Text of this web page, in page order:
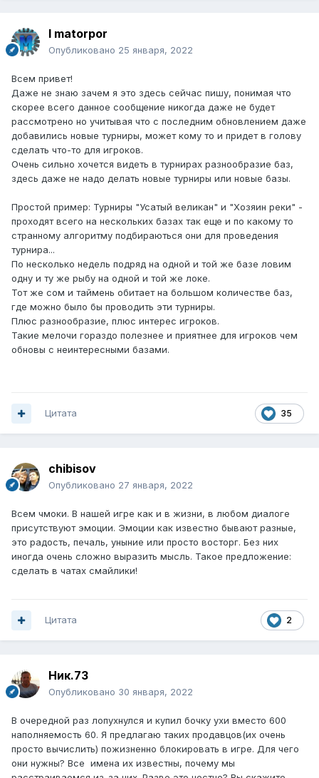
I matorpor
Опубликовано 25 января, 2022
Всем привет!
Даже не знаю зачем я это здесь сейчас пишу, понимая что
скорее всего данное сообщение никогда даже не будет
рассмотрено но учитывая что с последним обновлением даже
добавились новые турниры, может кому то и придет в голову
сделать что-то для игроков.
Очень сильно хочется видеть в турнирах разнообразие баз,
здесь даже не надо делать новые турниры или новые базы.
Простой пример: Турниры "Усатый великан" и "Хозяин реки" -
проходят всего на нескольких базах так еще и по какому то
странному алгоритму подбираються они для проведения
турнира...
По несколько недель подряд на одной и той же базе ловим
одну и ту же рыбу на одной и той же локе.
Тот же сом и таймень обитает на большом количестве баз,
где можно было бы проводить эти турниры.
Плюс разнообразие, плюс интерес игроков.
Такие мелочи гораздо полезнее и приятнее для игроков чем
обновы с неинтересными базами.
35
Цитата
chibisov
Опубликовано 27 января, 2022
Всем чмоки. В нашей игре как и в жизни, в любом диалоге
присутствуют эмоции. Эмоции как известно бывают разные,
это радость, печаль, уныние или просто восторг. Без них
иногда очень сложно выразить мысль. Такое предложение:
сделать в чатах смайлики!
2
Цитата
Ник.73
Опубликовано 30 января, 2022
В очередной раз лопухнулся и купил бочку ухи вместо 600
наполняемость 60. Я предлагаю таких продавцов(их очень
просто вычислить) пожизненно блокировать в игре. Для чего
они нужны? Все имена их известны, почему мы